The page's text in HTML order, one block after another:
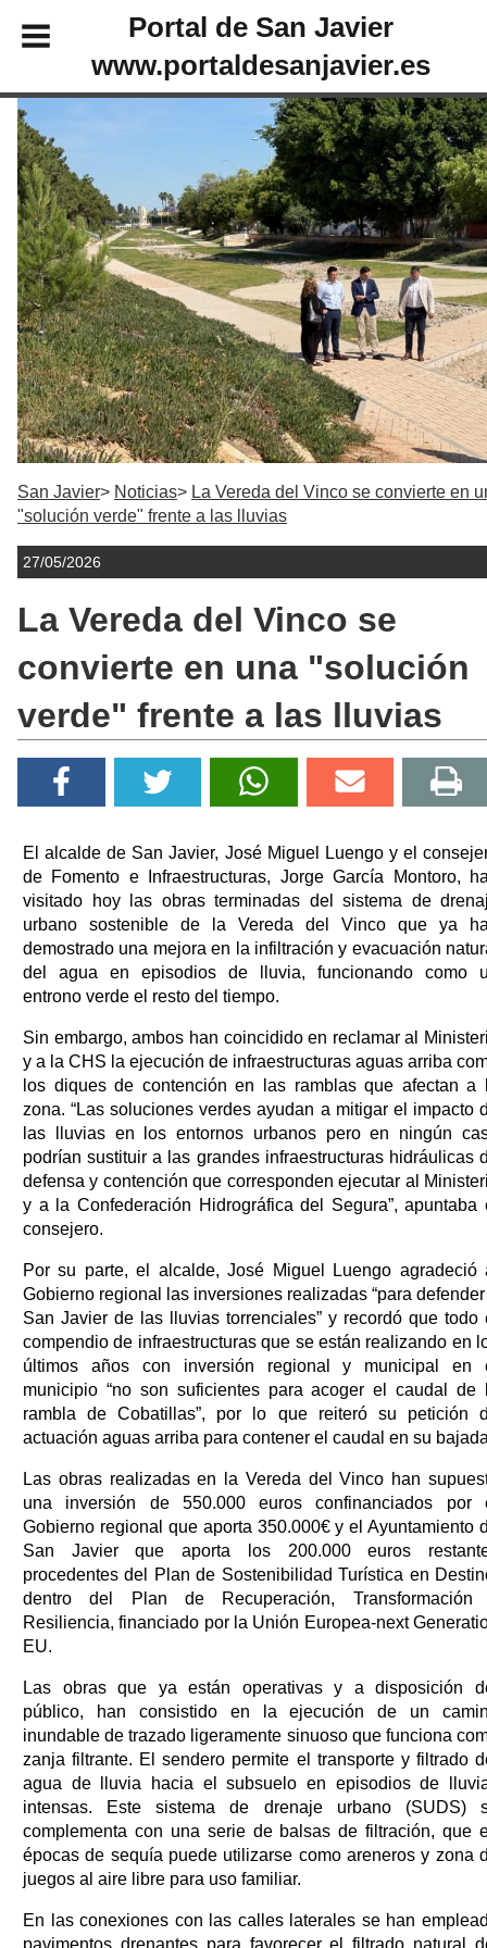
Portal de San Javier
www.portaldesanjavier.es
San Javier Noticias
La Vereda del Vinco se convierte en
"solución verde" frente a las lluvias
27/05/2026
La Vereda del Vinco se
convierte en una "solución
verde" frente a las lluvias
El alcalde de San Javier, José Miguel Luengo y el
de Fomento e Infraestructuras, Jorge García Montoro,
visitado hoy las obras terminadas del sistema de
urbano sostenible de la Vereda del Vinco que ya
demostrado una mejora en la infiltración y evacuación
del agua en episodios de lluvia, funcionando como
entrono verde el resto del tiempo.
Sin embargo, ambos han coincidido en reclamar al
y a la CHS la ejecución de infraestructuras aguas arriba
los diques de contención en las ramblas que afectan a
zona. “Las soluciones verdes ayudan a mitigar el impacto
las lluvias en los entornos urbanos pero en ningún
podrían sustituir a las grandes infraestructuras hidráulicas
defensa y contención que corresponden ejecutar al
y a la Confederación Hidrográfica del Segura”, apuntaba
consejero.
Por su parte, el alcalde, José Miguel Luengo agradeció
Gobierno regional las inversiones realizadas “para
San Javier de las lluvias torrenciales” y recordó que todo
compendio de infraestructuras que se están realizando en
últimos años con inversión regional y municipal en
municipio “no son suficientes para acoger el caudal de
rambla de Cobatillas”, por lo que reiteró su petición
actuación aguas arriba para contener el caudal en su
Las obras realizadas en la Vereda del Vinco han
una inversión de 550.000 euros confinanciados por
Gobierno regional que aporta 350.000€ y el Ayuntamiento
San Javier que aporta los 200.000 euros
procedentes del Plan de Sostenibilidad Turística en
dentro del Plan de Recuperación, Transformación
Resiliencia, financiado por la Unión Europea-next
EU.
Las obras que ya están operativas y a disposición
público, han consistido en la ejecución de un
inundable de trazado ligeramente sinuoso que funciona
zanja filtrante. El sendero permite el transporte y filtrado
agua de lluvia hacia el subsuelo en episodios de
intensas. Este sistema de drenaje urbano (SUDS)
complementa con una serie de balsas de filtración, que
épocas de sequía puede utilizarse como areneros y zona
juegos al aire libre para uso familiar.
En las conexiones con las calles laterales se han
pavimentos drenantes para favorecer el filtrado natural